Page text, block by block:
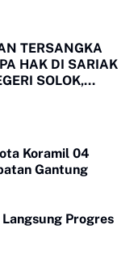
TERSANGKA
HAK DI SARIAK
SOLOK,
Koramil 04
Gantung
Progres